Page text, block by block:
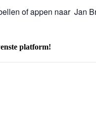
of appen naar Jan
platform!